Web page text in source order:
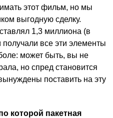
этот фильм, но мы
выгодную сделку.
1,3 миллиона (в
все эти элементы
может быть, вы не
но спред становится
поставить на эту
которой пакетная